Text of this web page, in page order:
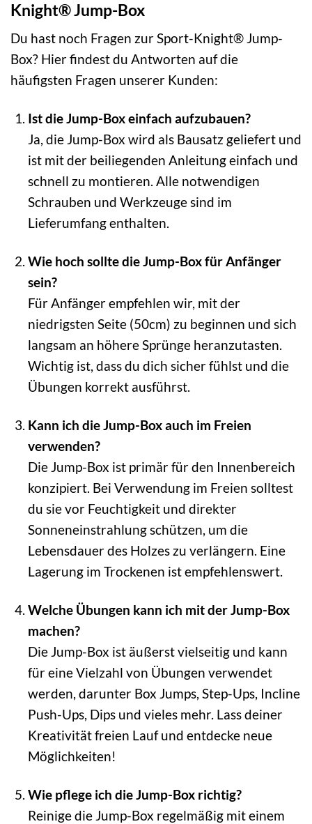
Knight® Jump-Box
Du hast noch Fragen zur Sport-Knight® Jump-
Box? Hier findest du Antworten auf die
häufigsten Fragen unserer Kunden:
Ist die Jump-Box einfach aufzubauen?
Ja, die Jump-Box wird als Bausatz geliefert und
ist mit der beiliegenden Anleitung einfach und
schnell zu montieren. Alle notwendigen
Schrauben und Werkzeuge sind im
Lieferumfang enthalten.
Wie hoch sollte die Jump-Box für Anfänger
sein?
Für Anfänger empfehlen wir, mit der
niedrigsten Seite (50cm) zu beginnen und sich
langsam an höhere Sprünge heranzutasten.
Wichtig ist, dass du dich sicher fühlst und die
Übungen korrekt ausführst.
Kann ich die Jump-Box auch im Freien
verwenden?
Die Jump-Box ist primär für den Innenbereich
konzipiert. Bei Verwendung im Freien solltest
du sie vor Feuchtigkeit und direkter
Sonneneinstrahlung schützen, um die
Lebensdauer des Holzes zu verlängern. Eine
Lagerung im Trockenen ist empfehlenswert.
Welche Übungen kann ich mit der Jump-Box
machen?
Die Jump-Box ist äußerst vielseitig und kann
für eine Vielzahl von Übungen verwendet
werden, darunter Box Jumps, Step-Ups, Incline
Push-Ups, Dips und vieles mehr. Lass deiner
Kreativität freien Lauf und entdecke neue
Möglichkeiten!
Wie pflege ich die Jump-Box richtig?
Reinige die Jump-Box regelmäßig mit einem